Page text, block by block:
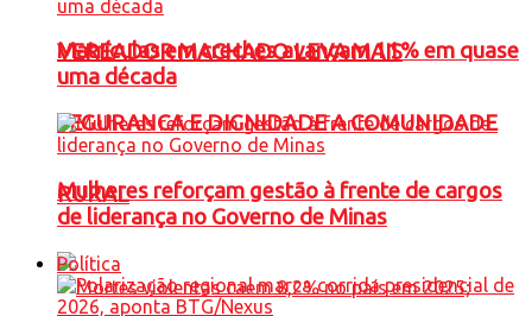
VEREADOR MACHADO LEVA MAIS
SEGURANCA E DIGNIDADE A COMUNIDADE
RURAL
Matrículas em creches avançam 11% em quase
uma década
Mulheres reforçam gestão à frente de cargos
de liderança no Governo de Minas
Política